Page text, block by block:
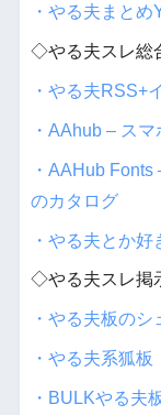
・やる夫まとめ
◇やる夫スレ総
・やる夫RSS+
・AAhub – ス
・AAHub
のカタログ
・やる夫とか好
◇やる夫スレ掲
・やる夫板のシ
・やる夫系狐板
・BULKやる夫